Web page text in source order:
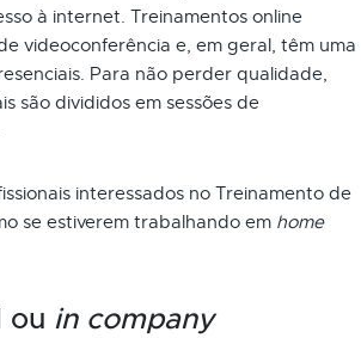
à internet. Treinamentos online
videoconferência e, em geral, têm uma
Para não perder qualidade,
são divididos em sessões de
interessados no Treinamento de
se estiverem trabalhando em home
ou in company